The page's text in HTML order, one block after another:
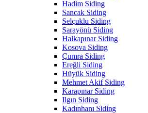
Hadim Siding
Sancak Siding
Selçuklu Siding
Sarayönü Siding
Halkapınar Siding
Kosova Siding
Çumra Siding
Ereğli Siding
Hüyük Siding
Mehmet Akif Siding
Karapınar Siding
Ilgın Siding
Kadınhanı Siding